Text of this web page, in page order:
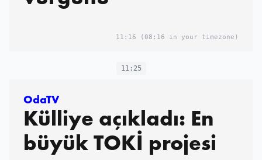
11:16 (08:16 in your timezone)
11:25
OdaTV
Külliye açıkladı: En
büyük TOKİ projesi